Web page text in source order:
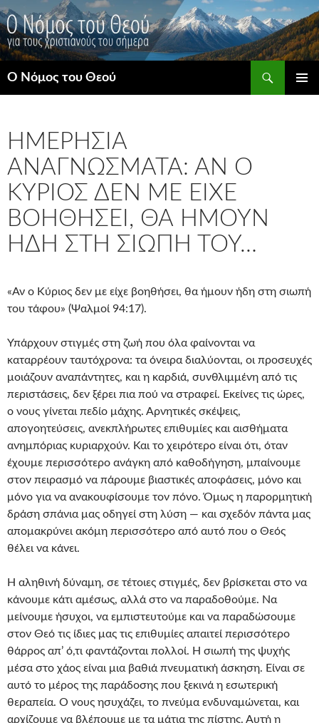
Μετάβαση
σε
περιεχόμενο
Ο Νόμος του Θεού
ΗΜΕΡΉΣΙΑ
ΑΝΑΓΝΏΣΜΑΤΑ: ΑΝ Ο
ΚΎΡΙΟΣ ΔΕΝ ΜΕ ΕΊΧΕ
ΒΟΗΘΉΣΕΙ, ΘΑ ΉΜΟΥΝ
ΉΔΗ ΣΤΗ ΣΙΩΠΉ ΤΟΥ…
«Αν ο Κύριος δεν με είχε βοηθήσει, θα ήμουν ήδη στη σιωπή
του τάφου» (Ψαλμοί 94:17).
Υπάρχουν στιγμές στη ζωή που όλα φαίνονται να
καταρρέουν ταυτόχρονα: τα όνειρα διαλύονται, οι προσευχές
μοιάζουν αναπάντητες, και η καρδιά, συνθλιμμένη από τις
περιστάσεις, δεν ξέρει πια πού να στραφεί. Εκείνες τις ώρες,
ο νους γίνεται πεδίο μάχης. Αρνητικές σκέψεις,
απογοητεύσεις, ανεκπλήρωτες επιθυμίες και αισθήματα
ανημπόριας κυριαρχούν. Και το χειρότερο είναι ότι, όταν
έχουμε περισσότερο ανάγκη από καθοδήγηση, μπαίνουμε
στον πειρασμό να πάρουμε βιαστικές αποφάσεις, μόνο και
μόνο για να ανακουφίσουμε τον πόνο. Όμως η παρορμητική
δράση σπάνια μας οδηγεί στη λύση — και σχεδόν πάντα μας
απομακρύνει ακόμη περισσότερο από αυτό που ο Θεός
θέλει να κάνει.
Η αληθινή δύναμη, σε τέτοιες στιγμές, δεν βρίσκεται στο να
κάνουμε κάτι αμέσως, αλλά στο να παραδοθούμε. Να
μείνουμε ήσυχοι, να εμπιστευτούμε και να παραδώσουμε
στον Θεό τις ίδιες μας τις επιθυμίες απαιτεί περισσότερο
θάρρος απ’ ό,τι φαντάζονται πολλοί. Η σιωπή της ψυχής
μέσα στο χάος είναι μια βαθιά πνευματική άσκηση. Είναι σε
αυτό το μέρος της παράδοσης που ξεκινά η εσωτερική
θεραπεία. Ο νους ησυχάζει, το πνεύμα ενδυναμώνεται, και
αρχίζουμε να βλέπουμε με τα μάτια της πίστης. Αυτή η